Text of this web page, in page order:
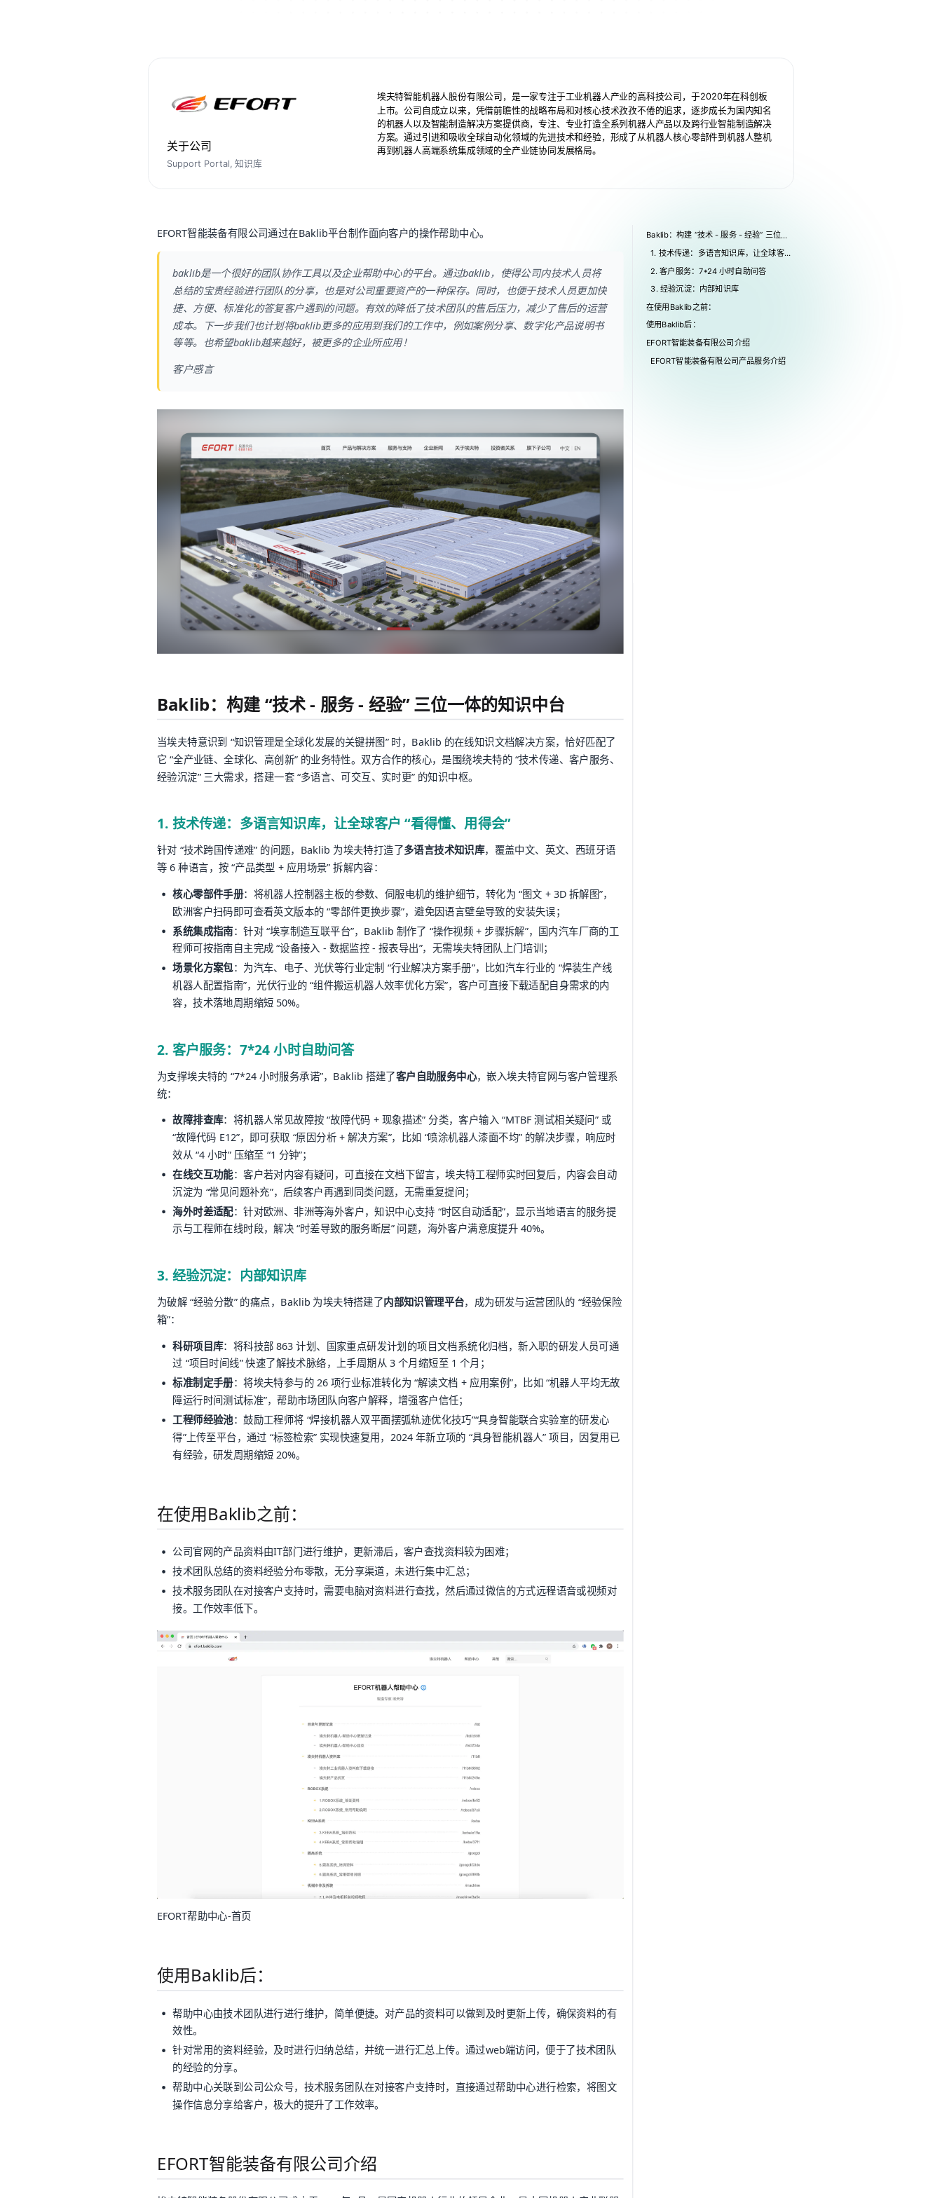
关于公司
Support Portal, 知识库
埃夫特智能机器人股份有限公司，是一家专注于工业机器人产业的高科技公司，于2020年在科创板
上市。公司自成立以来，凭借前瞻性的战略布局和对核心技术孜孜不倦的追求，逐步成长为国内知名
的机器人以及智能制造解决方案提供商，专注、专业打造全系列机器人产品以及跨行业智能制造解决
方案。通过引进和吸收全球自动化领域的先进技术和经验，形成了从机器人核心零部件到机器人整机
再到机器人高端系统集成领域的全产业链协同发展格局。
EFORT智能装备有限公司通过在Baklib平台制作面向客户的操作帮助中心。
baklib是一个很好的团队协作工具以及企业帮助中心的平台。通过baklib，使得公司内技术人员将
总结的宝贵经验进行团队的分享，也是对公司重要资产的一种保存。同时，也便于技术人员更加快
捷、方便、标准化的答复客户遇到的问题。有效的降低了技术团队的售后压力，减少了售后的运营
成本。下一步我们也计划将baklib更多的应用到我们的工作中，例如案例分享、数字化产品说明书
等等。也希望baklib越来越好，被更多的企业所应用！
客户感言
Baklib：构建 “技术 - 服务 - 经验” 三位一体的知识中台
当埃夫特意识到 “知识管理是全球化发展的关键拼图” 时，Baklib 的在线知识文档解决方案，恰好匹配了
它 “全产业链、全球化、高创新” 的业务特性。双方合作的核心，是围绕埃夫特的 “技术传递、客户服务、
经验沉淀” 三大需求，搭建一套 “多语言、可交互、实时更” 的知识中枢。
1. 技术传递：多语言知识库，让全球客户 “看得懂、用得会”
针对 “技术跨国传递难” 的问题，Baklib 为埃夫特打造了多语言技术知识库，覆盖中文、英文、西班牙语
等 6 种语言，按 “产品类型 + 应用场景” 拆解内容：
核心零部件手册：将机器人控制器主板的参数、伺服电机的维护细节，转化为 “图文 + 3D 拆解图”，
欧洲客户扫码即可查看英文版本的 “零部件更换步骤”，避免因语言壁垒导致的安装失误；
系统集成指南：针对 “埃享制造互联平台”，Baklib 制作了 “操作视频 + 步骤拆解”，国内汽车厂商的工
程师可按指南自主完成 “设备接入 - 数据监控 - 报表导出”，无需埃夫特团队上门培训；
场景化方案包：为汽车、电子、光伏等行业定制 “行业解决方案手册”，比如汽车行业的 “焊装生产线
机器人配置指南”，光伏行业的 “组件搬运机器人效率优化方案”，客户可直接下载适配自身需求的内
容，技术落地周期缩短 50%。
2. 客户服务：7*24 小时自助问答
为支撑埃夫特的 “7*24 小时服务承诺”，Baklib 搭建了客户自助服务中心，嵌入埃夫特官网与客户管理系
统：
故障排查库：将机器人常见故障按 “故障代码 + 现象描述” 分类，客户输入 “MTBF 测试相关疑问” 或
“故障代码 E12”，即可获取 “原因分析 + 解决方案”，比如 “喷涂机器人漆面不均” 的解决步骤，响应时
效从 “4 小时” 压缩至 “1 分钟”；
在线交互功能：客户若对内容有疑问，可直接在文档下留言，埃夫特工程师实时回复后，内容会自动
沉淀为 “常见问题补充”，后续客户再遇到同类问题，无需重复提问；
海外时差适配：针对欧洲、非洲等海外客户，知识中心支持 “时区自动适配”，显示当地语言的服务提
示与工程师在线时段，解决 “时差导致的服务断层” 问题，海外客户满意度提升 40%。
3. 经验沉淀：内部知识库
为破解 “经验分散” 的痛点，Baklib 为埃夫特搭建了内部知识管理平台，成为研发与运营团队的 “经验保险
箱”：
科研项目库：将科技部 863 计划、国家重点研发计划的项目文档系统化归档，新入职的研发人员可通
过 “项目时间线” 快速了解技术脉络，上手周期从 3 个月缩短至 1 个月；
标准制定手册：将埃夫特参与的 26 项行业标准转化为 “解读文档 + 应用案例”，比如 “机器人平均无故
障运行时间测试标准”，帮助市场团队向客户解释，增强客户信任；
工程师经验池：鼓励工程师将 “焊接机器人双平面摆弧轨迹优化技巧”“具身智能联合实验室的研发心
得”上传至平台，通过 “标签检索” 实现快速复用，2024 年新立项的 “具身智能机器人” 项目，因复用已
有经验，研发周期缩短 20%。
在使用Baklib之前：
公司官网的产品资料由IT部门进行维护，更新滞后，客户查找资料较为困难；
技术团队总结的资料经验分布零散，无分享渠道，未进行集中汇总；
技术服务团队在对接客户支持时，需要电脑对资料进行查找，然后通过微信的方式远程语音或视频对
接。工作效率低下。
EFORT帮助中心-首页
使用Baklib后：
帮助中心由技术团队进行进行维护，简单便捷。对产品的资料可以做到及时更新上传，确保资料的有
效性。
针对常用的资料经验，及时进行归纳总结，并统一进行汇总上传。通过web端访问，便于了技术团队
的经验的分享。
帮助中心关联到公司公众号，技术服务团队在对接客户支持时，直接通过帮助中心进行检索，将图文
操作信息分享给客户，极大的提升了工作效率。
EFORT智能装备有限公司介绍
Section title
Baklib：构建 “技术 - 服务 - 经验” 三位一
1. 技术传递：多语言知识库，让全球客户
2. 客户服务：7*24 小时自助问答
3. 经验沉淀：内部知识库
在使用Baklib之前：
使用Baklib后：
EFORT智能装备有限公司介绍
EFORT智能装备有限公司产品服务介绍